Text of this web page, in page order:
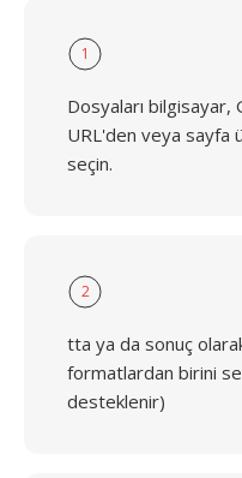
1
Dosyaları
URL'den veya sayfa
seçin.
2
tta ya da sonuç
formatlardan birini
desteklenir)